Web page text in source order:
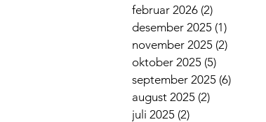
februar 2026 (2)
desember 2025 (1)
november 2025 (2)
oktober 2025 (5)
september 2025 (6)
august 2025 (2)
juli 2025 (2)